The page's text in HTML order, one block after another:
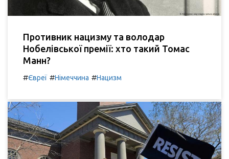
Противник нацизму та володар
Нобелівської премії: хто такий Томас
Манн?
#Євреї #Німеччина #Нацизм